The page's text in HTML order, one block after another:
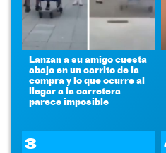
Lanzan a su amigo cuesta
abajo en un carrito de la
compra y lo que ocurre al
llegar a la carretera
parece imposible
3